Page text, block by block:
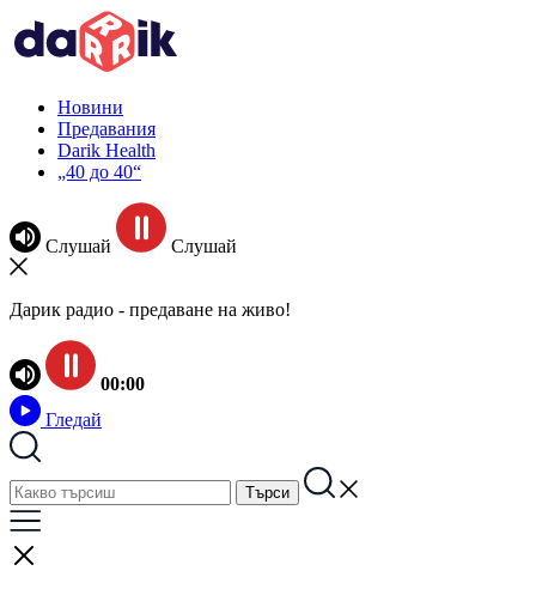
Новини
Предавания
Darik Health
„40 до 40“
Слушай Слушай
Дарик радио - предаване на живо!
00:00
Гледай